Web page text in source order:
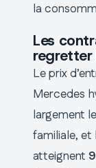
la
Les
regretter
Le prix
Mercedes
largement
familiale, et
atteignent